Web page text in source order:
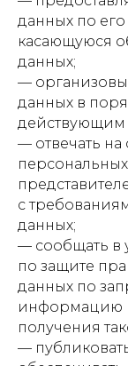
данных по
касающуюся
данных;
—
данных в
действующим
— отвечать
с
данных;
— сообщать в
по защите
данных по
информацию
получения
—